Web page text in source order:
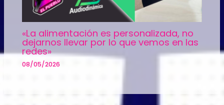
«La alimentación es personalizada, no
dejarnos llevar por lo que vemos en las
redes»
08/05/2026